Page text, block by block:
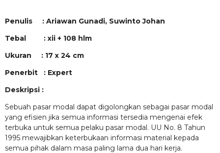
Penulis : Ariawan Gunadi, Suwinto Johan
Tebal : xii + 108 hlm
Ukuran : 17 x 24 cm
Penerbit : Expert
Deskripsi :
Sebuah pasar modal dapat digolongkan sebagai pasar modal
yang efisien jika semua informasi tersedia mengenai efek
terbuka untuk semua pelaku pasar modal. UU No. 8 Tahun
1995 mewajibkan keterbukaan informasi material kepada
semua pihak dalam masa paling lama dua hari kerja.